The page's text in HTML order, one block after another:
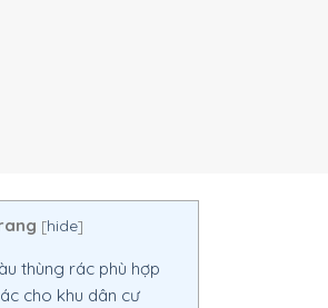
[hide]
thùng rác phù hợp
cho khu dân cư